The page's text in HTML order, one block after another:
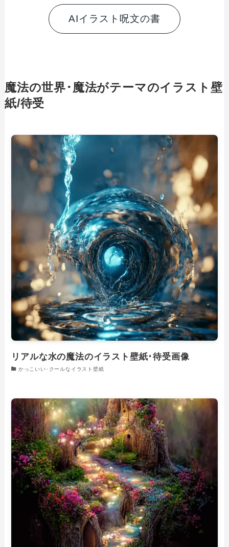
AIイラスト呪文の書
魔法の世界･魔法がテーマのイラスト壁
紙/待受
リアルな水の魔法のイラスト壁紙･待受画像
かっこいい･クールなイラスト壁紙